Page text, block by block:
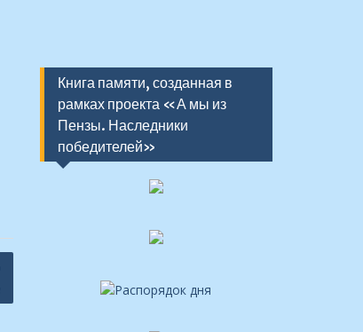
Книга памяти, созданная в
рамках проекта «А мы из
Пензы. Наследники
победителей»